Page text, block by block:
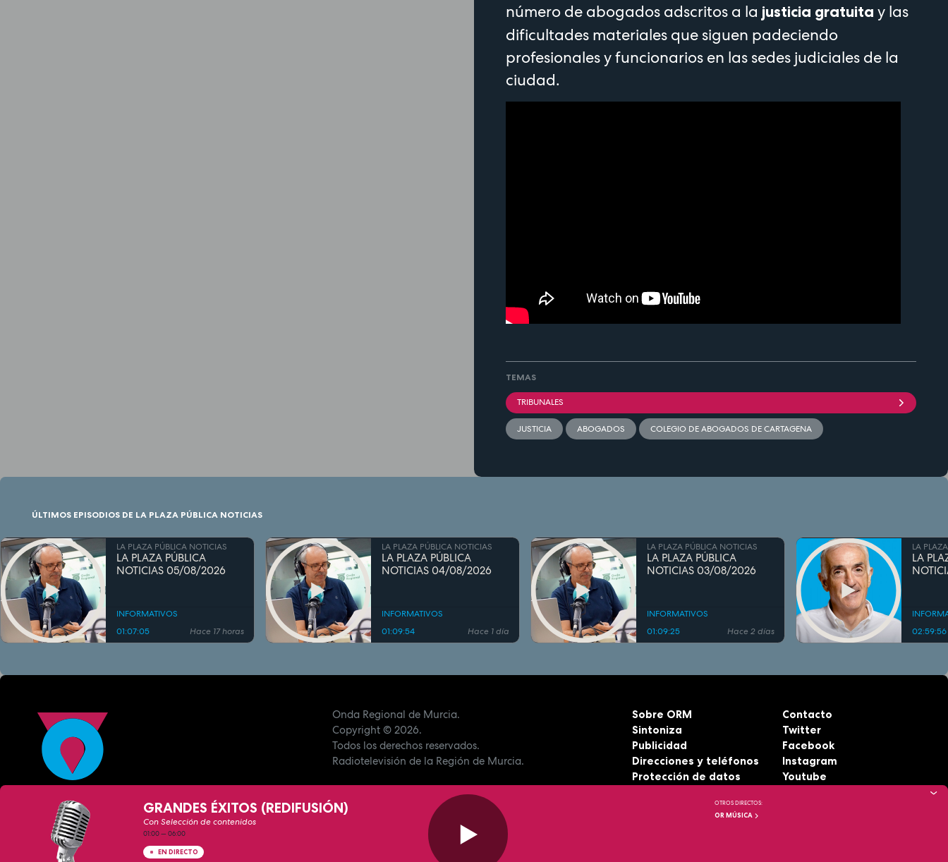
número de abogados adscritos a la justicia gratuita y las
dificultades materiales que siguen padeciendo
profesionales y funcionarios en las sedes judiciales de la
ciudad.
TEMAS
TRIBUNALES
JUSTICIA ABOGADOS COLEGIO DE ABOGADOS DE CARTAGENA
ÚLTIMOS EPISODIOS DE LA PLAZA PÚBLICA NOTICIAS
LA PLAZA PÚBLICA NOTICIAS
LA PLAZA PÚBLICA
NOTICIAS 05/08/2026
INFORMATIVOS
01:07:05
Hace 17 horas
LA PLAZA PÚBLICA NOTICIAS
LA PLAZA PÚBLICA
NOTICIAS 04/08/2026
INFORMATIVOS
01:09:54
Hace 1 día
LA PLAZA PÚBLICA NOTICIAS
LA PLAZA PÚBLICA
NOTICIAS 03/08/2026
INFORMATIVOS
01:09:25
Hace 2 días
LA
LA
02:59:56
Onda Regional de Murcia.
Copyright© 2026.
Todos los derechos reservados.
Radiotelevisión de la Región de Murcia.
Sobre ORM
Sintoniza
Publicidad
Direcciones y teléfonos
Protección de datos
Contacto
Twitter
Facebook
Instagram
Youtube
GRANDES ÉXITOS (REDIFUSIÓN)
Con Selección de contenidos
01:00—06:00
EN DIRECTO
OTROS DIRECTOS:
OR MÚSICA